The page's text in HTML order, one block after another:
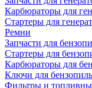
Карбюраторы для
Стартеры для
Ремни
Запчасти для
Стартеры для
Карбюраторы для
Ключи для
Фильтры и